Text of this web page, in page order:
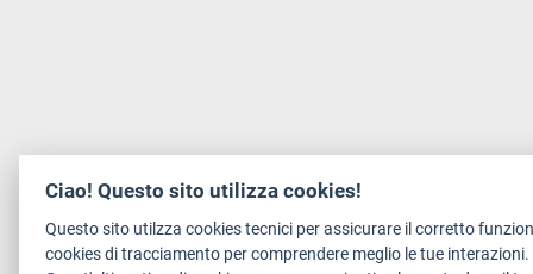
Ciao! Questo sito utilizza cookies!
Questo sito utilzza cookies tecnici per assicurare il corretto
cookies di tracciamento per comprendere meglio le tue interazioni.